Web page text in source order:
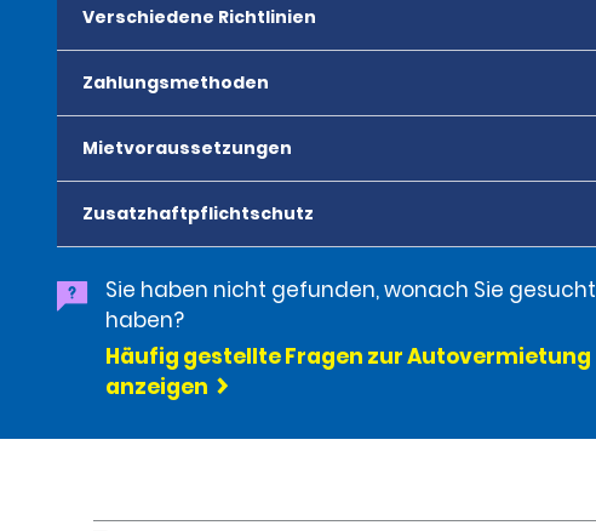
Verschiedene Richtlinien
Zahlungsmethoden
Mietvoraussetzungen
Zusatzhaftpflichtschutz
Sie haben nicht gefunden, wonach Sie gesucht
haben?
Häufig gestellte Fragen zur Autovermietung
anzeigen